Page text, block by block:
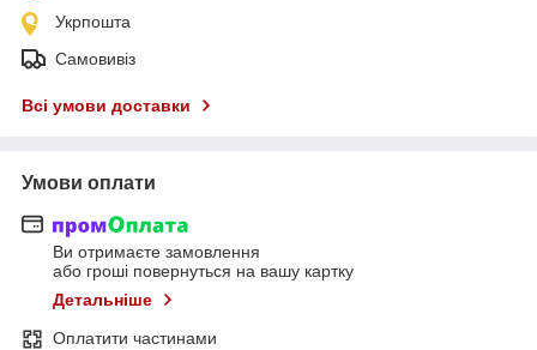
Укрпошта
Самовивіз
Всі умови доставки
Умови оплати
Ви отримаєте замовлення
або гроші повернуться на вашу картку
Детальніше
Оплатити частинами